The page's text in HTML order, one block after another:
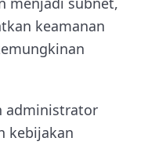
keamanan
administrator
kebijakan